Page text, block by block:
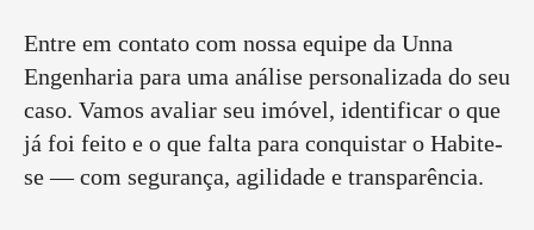
Entre em contato com nossa equipe da Unna
Engenharia para uma análise personalizada do seu
caso. Vamos avaliar seu imóvel, identificar o que
já foi feito e o que falta para conquistar o Habite-
se — com segurança, agilidade e transparência.